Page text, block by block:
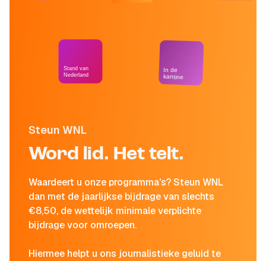
Steun WNL
Word lid. Het telt.
Waardeert u onze programma's? Steun WNL
dan met de jaarlijkse bijdrage van slechts
€8,50, de wettelijk minimale verplichte
bijdrage voor omroepen.
Hiermee helpt u ons journalistieke geluid te
Stand van
Nederland
In de
kantine